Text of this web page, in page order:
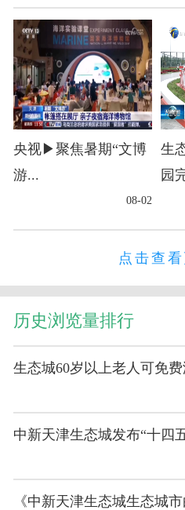
央视▶聚焦暑期“文博
游...
08-02
生
园
点击查
历史浏览量排行
生态城60岁以上老人可免
中新天津生态城发布“十四